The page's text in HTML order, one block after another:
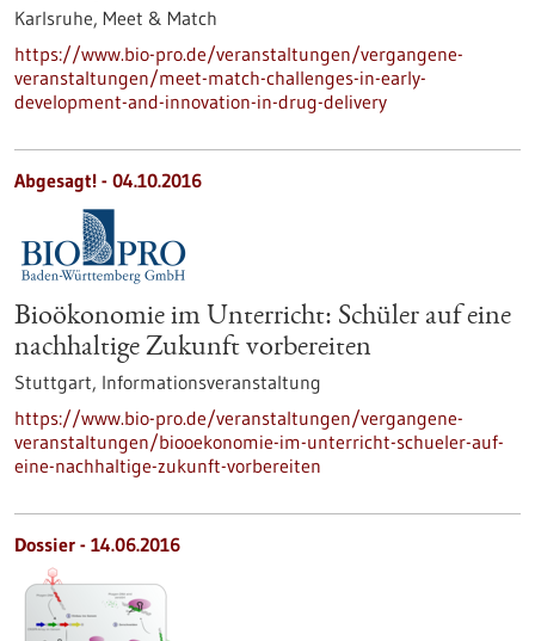
Karlsruhe, Meet & Match
https://www.bio-pro.de/veranstaltungen/vergangene-
veranstaltungen/meet-match-challenges-in-early-
development-and-innovation-in-drug-delivery
Abgesagt! - 04.10.2016
Bioökonomie im Unterricht: Schüler auf eine
nachhaltige Zukunft vorbereiten
Stuttgart, Informationsveranstaltung
https://www.bio-pro.de/veranstaltungen/vergangene-
veranstaltungen/biooekonomie-im-unterricht-schueler-auf-
eine-nachhaltige-zukunft-vorbereiten
Dossier - 14.06.2016